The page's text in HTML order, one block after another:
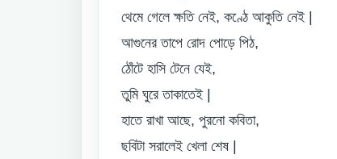
থেমে গেলে ক্ষতি নেই, কণ্ঠে আকুতি নেই |
আগুনের তাপে রোদ পোড়ে পিঠ,
ঠোঁটে হাসি টেনে যেই,
তুমি ঘুরে তাকাতেই |
হাতে রাখা আছে, পুরনো কবিতা,
ছবিটা সরালেই খেলা শেষ |